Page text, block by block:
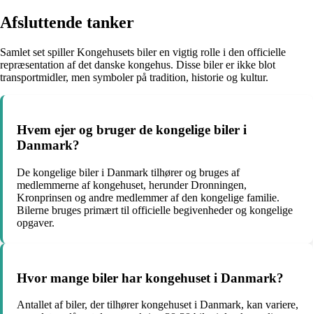
Afsluttende tanker
Samlet set spiller Kongehusets biler en vigtig rolle i den officielle
repræsentation af det danske kongehus. Disse biler er ikke blot
transportmidler, men symboler på tradition, historie og kultur.
Hvem ejer og bruger de kongelige biler i
Danmark?
De kongelige biler i Danmark tilhører og bruges af
medlemmerne af kongehuset, herunder Dronningen,
Kronprinsen og andre medlemmer af den kongelige familie.
Bilerne bruges primært til officielle begivenheder og kongelige
opgaver.
Hvor mange biler har kongehuset i Danmark?
Antallet af biler, der tilhører kongehuset i Danmark, kan variere,